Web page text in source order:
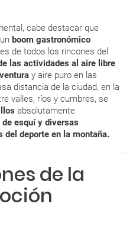
cabe destacar que
boom gastronómico
de todos los rincones del
las actividades al aire libre
y aire puro en las
distancia de la ciudad, en la
valles, ríos y cumbres, se
absolutamente
esquí y diversas
del deporte en la montaña.
web?
los servicios ha
¿Cómo
en el viaje que
reserva?
mi reserva?
de la